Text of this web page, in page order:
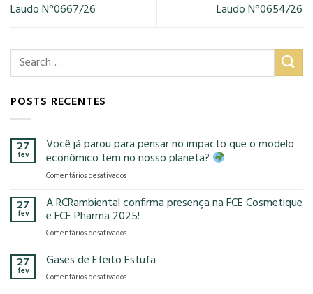
Laudo N°0667/26 Laudo N°0654/26
POSTS RECENTES
27
fev
Você já parou para pensar no impacto que o modelo
econômico tem no nosso planeta?
Comentários desativadosem
já
parou
para
pensar
impacto
o
27
fev
A RCRambiental confirma presença na FCE Cosmetique
e FCE Pharma 2025!
Comentários desativadosem
RCRambiental
presença
27
fev
Gases de Efeito Estufa
Comentários desativadosem